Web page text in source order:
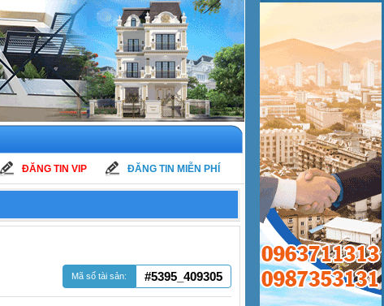
ĐĂNG TIN VIP ĐĂNG TIN MIỄN PHÍ
Mã số tài sản: #5395_409305